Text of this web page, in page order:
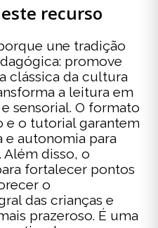
recurso
une tradição
promove
clássica da cultura
a leitura em
sensorial. O formato
e o tutorial garantem
autonomia para
Além disso, o
fortalecer pontos
o
das crianças e
prazeroso. É uma